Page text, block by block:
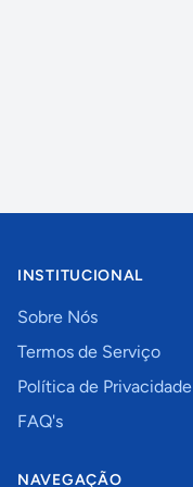
INSTITUCIONAL
Sobre Nós
Termos de Serviço
Política de Privacidade
FAQ's
NAVEGAÇÃO